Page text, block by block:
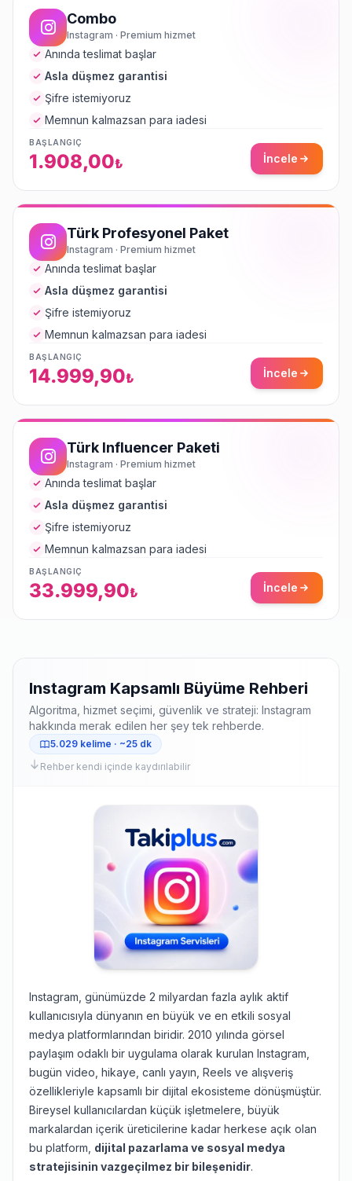
Combo
Instagram · Premium hizmet
Anında teslimat başlar
Asla düşmez garantisi
Şifre istemiyoruz
Memnun kalmazsan para iadesi
BAŞLANGIÇ
1.908,00₺ İncele
Türk Profesyonel Paket
Instagram · Premium hizmet
Anında teslimat başlar
Asla düşmez garantisi
Şifre istemiyoruz
Memnun kalmazsan para iadesi
BAŞLANGIÇ
14.999,90₺ İncele
Türk Influencer Paketi
Instagram · Premium hizmet
Anında teslimat başlar
Asla düşmez garantisi
Şifre istemiyoruz
Memnun kalmazsan para iadesi
BAŞLANGIÇ
33.999,90₺ İncele
Instagram Kapsamlı Büyüme Rehberi
Algoritma, hizmet seçimi, güvenlik ve strateji: Instagram
hakkında merak edilen her şey tek rehberde.
5.029 kelime · ~25 dk
Rehber kendi içinde kaydırılabilir
Instagram, günümüzde 2 milyardan fazla aylık aktif
kullanıcısıyla dünyanın en büyük ve en etkili sosyal
medya platformlarından biridir. 2010 yılında görsel
paylaşım odaklı bir uygulama olarak kurulan Instagram,
bugün video, hikaye, canlı yayın, Reels ve alışveriş
özellikleriyle kapsamlı bir dijital ekosisteme dönüşmüştür.
Bireysel kullanıcılardan küçük işletmelere, büyük
markalardan içerik üreticilerine kadar herkese açık olan
bu platform, dijital pazarlama ve sosyal medya
stratejisinin vazgeçilmez bir bileşenidir.